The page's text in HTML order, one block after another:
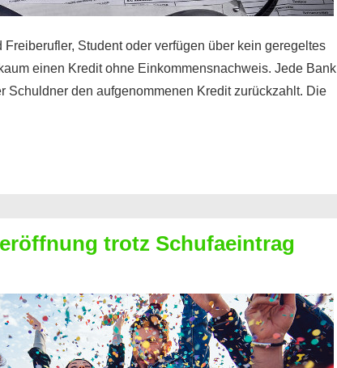
Student oder verfügen über kein geregeltes
einen Kredit ohne Einkommensnachweis. Jede Bank
Schuldner den aufgenommenen Kredit zurückzahlt. Die
trotz Schufaeintrag